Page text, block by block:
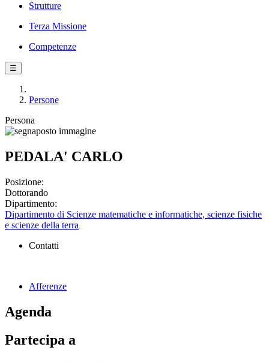
Strutture
Terza Missione
Competenze
☰
Persone
Persona
PEDALA' CARLO
Posizione:
Dottorando
Dipartimento:
Dipartimento di Scienze matematiche e informatiche, scienze fisiche
e scienze della terra
Contatti
Afferenze
Agenda
Partecipa a